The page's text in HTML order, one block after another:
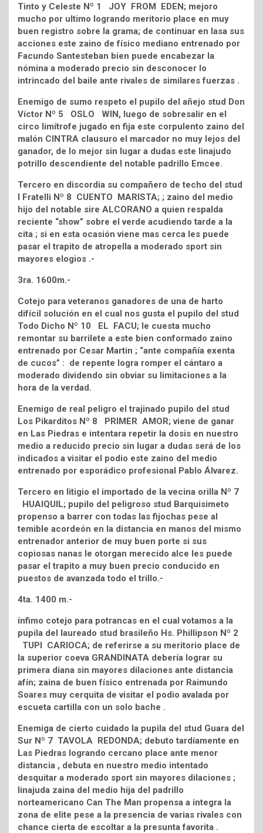
Tinto y Celeste Nº 1 JOY FROM EDEN; mejoro
mucho por ultimo logrando meritorio place en muy
buen registro sobre la grama; de continuar en lasa sus
acciones este zaino de físico mediano entrenado por
Facundo Santesteban bien puede encabezar la
nómina a moderado precio sin desconocer lo
intrincado del baile ante rivales de similares fuerzas .
Enemigo de sumo respeto el pupilo del añejo stud Don
Víctor Nº 5 OSLO WIN, luego de sobresalir en el
circo limítrofe jugado en fija este corpulento zaino del
malón CINTRA clausuro el marcador no muy lejos del
ganador, de lo mejor sin lugar a dudas este linajudo
potrillo descendiente del notable padrillo Emcee.
Tercero en discordia su compañero de techo del stud
I Fratelli Nº 8 CUENTO MARISTA; ; zaino del medio
hijo del notable sire ALCORANO a quien respalda
reciente “show” sobre el verde acudiendo tarde a la
cita ; si en esta ocasión viene mas cerca les puede
pasar el trapito de atropella a moderado sport sin
mayores elogios .-
3ra. 1600m.-
Cotejo para veteranos ganadores de una de harto
difícil solución en el cual nos gusta el pupilo del stud
Todo Dicho Nº 10 EL FACU; le cuesta mucho
remontar su barrilete a este bien conformado zaino
entrenado por Cesar Martin ; “ante compañía exenta
de cucos” : de repente logra romper el cántaro a
moderado dividendo sin obviar su limitaciones a la
hora de la verdad.
Enemigo de real peligro el trajinado pupilo del stud
Los Pikarditos Nº 8 PRIMER AMOR; viene de ganar
en Las Piedras e intentara repetir la dosis en nuestro
medio a reducido precio sin lugar a dudas será de los
indicados a visitar el podio este zaino del medio
entrenado por esporádico profesional Pablo Álvarez.
Tercero en litigio el importado de la vecina orilla Nº 7
HUAIQUIL; pupilo del peligroso stud Barquisimeto
propenso a barrer con todas las fijochas pese al
temible acordeón en la distancia en manos del mismo
entrenador anterior de muy buen porte si sus
copiosas nanas le otorgan merecido alce les puede
pasar el trapito a muy buen precio conducido en
puestos de avanzada todo el trillo.-
4ta. 1400 m.-
ínfimo cotejo para potrancas en el cual votamos a la
pupila del laureado stud brasileño Hs. Phillipson Nº 2
TUPI CARIOCA; de referirse a su meritorio place de
la superior coeva GRANDINATA debería lograr su
primera diana sin mayores dilaciones ante distancia
afín; zaina de buen físico entrenada por Raimundo
Soares muy cerquita de visitar el podio avalada por
escueta cartilla con un solo bache .
Enemiga de cierto cuidado la pupila del stud Guara del
Sur Nº 7 TAVOLA REDONDA; debuto tardíamente en
Las Piedras logrando cercano place ante menor
distancia , debuta en nuestro medio intentado
desquitar a moderado sport sin mayores dilaciones ;
linajuda zaina del medio hija del padrillo
norteamericano Can The Man propensa a integra la
zona de elite pese a la presencia de varias rivales con
chance cierta de escoltar a la presunta favorita .